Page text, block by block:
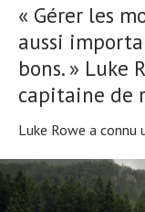
« Gérer les
aussi
bons. » Luke
capitaine de
Luke Rowe a connu